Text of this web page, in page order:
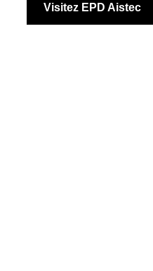
Visitez EPD Aistec